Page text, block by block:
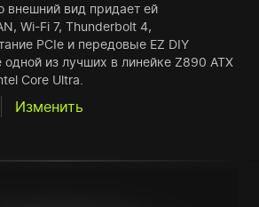
внешний вид придает ей
Wi-Fi 7, Thunderbolt 4,
PCIe и передовые EZ DIY
из лучших в линейке Z890 ATX
Core Ultra.
Изменить